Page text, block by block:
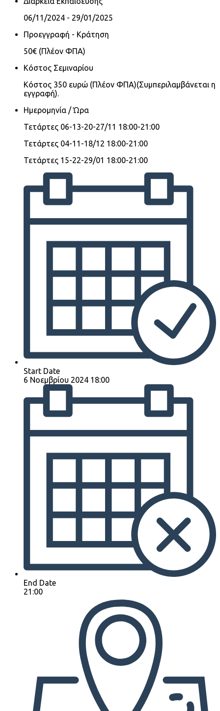
06/11/2024 - 29/01/2025
Προεγγραφή - Κράτηση
50€ (Πλέον ΦΠΑ)
Κόστος Σεμιναρίου
Κόστος 350 ευρώ (Πλέον ΦΠΑ)(Συμπεριλαμβάνεται η
εγγραφή).
Ημερομηνία / Ώρα
Τετάρτες 06-13-20-27/11 18:00-21:00
Τετάρτες 04-11-18/12 18:00-21:00
Τετάρτες 15-22-29/01 18:00-21:00
Start Date
6 Νοεμβρίου 2024 18:00
End Date
21:00